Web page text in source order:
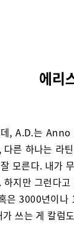
에리
, A.D.는
른 하나는 라
모른다. 내가
지만 그런다
은 3000년이
쓰는 게 칼럼